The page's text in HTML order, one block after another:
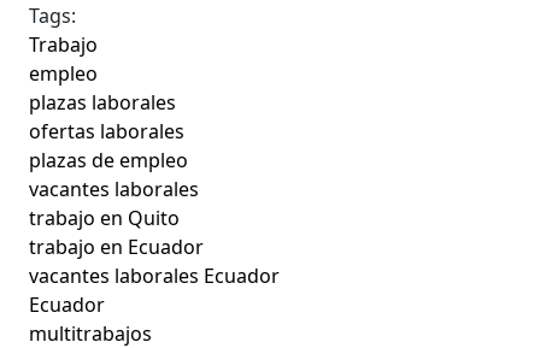
Tags:
Trabajo
empleo
plazas laborales
ofertas laborales
plazas de empleo
vacantes laborales
trabajo en Quito
trabajo en Ecuador
vacantes laborales Ecuador
Ecuador
multitrabajos